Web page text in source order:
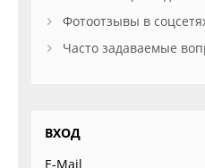
Фотоотзывы в
Часто задаваемые
ВХОД
E-Mail